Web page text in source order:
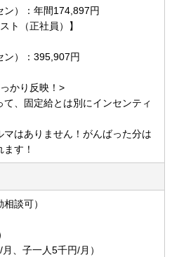
ン）：年間174,897円
ト（正社員）】
ン）：395,907円
かり反映！>
、固定給とは別にインセンティ
マはありません！がんばった分は
す！
談可）
、子一人5千円/月）